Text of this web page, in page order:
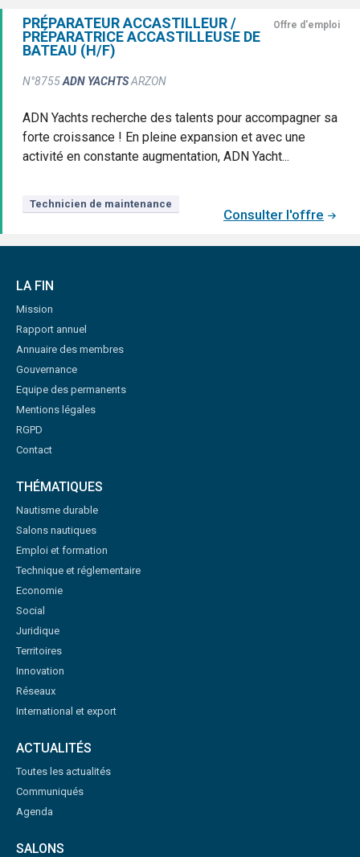
Offre d'emploi
PRÉPARATEUR ACCASTILLEUR /
PRÉPARATRICE ACCASTILLEUSE DE
BATEAU (H/F)
N°8755ADN YACHTSARZON
ADN Yachts recherche des talents pour accompagner sa
forte croissance ! En pleine expansion et avec une
activité en constante augmentation, ADN Yacht...
Technicien de maintenance
Consulter l'offre
LA FIN
Mission
Rapport annuel
Annuaire des membres
Gouvernance
Equipe des permanents
Mentions légales
RGPD
Contact
THÉMATIQUES
Nautisme durable
Salons nautiques
Emploi et formation
Technique et réglementaire
Economie
Social
Juridique
Territoires
Innovation
Réseaux
International et export
ACTUALITÉS
Toutes les actualités
Communiqués
Agenda
SALONS